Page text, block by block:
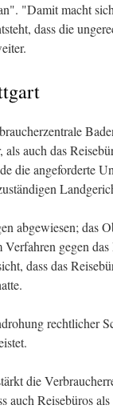
"Damit macht
dass die
auch das
die angeforderte
abgewiesen; das
gegen
dass das
rechtlicher
die
auch Reisebüros